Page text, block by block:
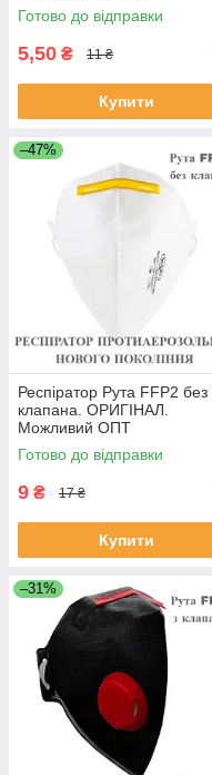
Готово до відправки
5,50 ₴ 11 ₴
Купити
–47%
Респіратор Рута FFP2 без
клапана. ОРИГІНАЛ.
Можливий ОПТ
Готово до відправки
9 ₴ 17 ₴
Купити
–31%